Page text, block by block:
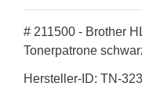
# 211500 - Brother
Tonerpatrone
Hersteller-ID: TN-